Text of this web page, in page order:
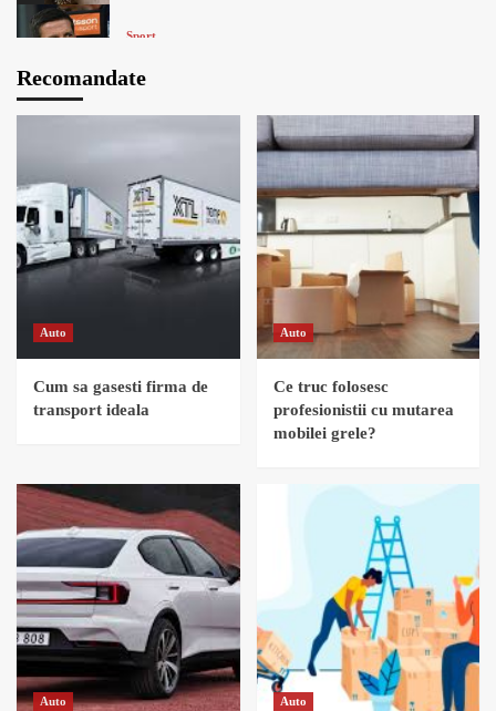
4
Sport
Verdictul dur al italianului
5
Romania inregistreaza cea mai scazuta rata a
natalitatii din ultimul secol
Recomandate
Auto
Cum sa gasesti firma de
transport ideala
Auto
Ce truc folosesc
profesionistii cu mutarea
mobilei grele?
Auto Auto